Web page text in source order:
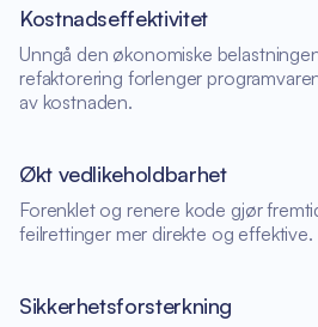
Kostnadseffektivitet
Unngå den økonomiske
refaktorering forlenger
av kostnaden.
Økt vedlikeholdbarhet
Forenklet og renere kode gjør
feilrettinger mer direkte og effektive.
Sikkerhetsforsterkning